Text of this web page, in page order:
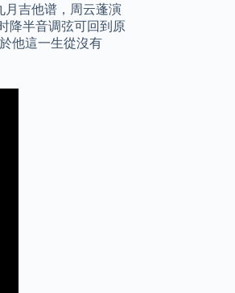
月吉他谱，周云蓬演
降半音调弦可回到原
他這一生從沒有